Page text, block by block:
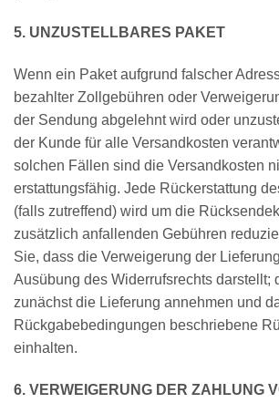
5. UNZUSTELLBARES PAKET
Wenn ein Paket aufgrund falscher
bezahlter Zollgebühren oder
der Sendung abgelehnt wird oder
der Kunde für alle Versandkosten
solchen Fällen sind die Versandkosten
erstattungsfähig. Jede Rückerstattung
(falls zutreffend) wird um die
zusätzlich anfallenden Gebühren
Sie, dass die Verweigerung der
Ausübung des Widerrufsrechts darstellt;
zunächst die Lieferung annehmen und
Rückgabebedingungen beschriebene
einhalten.
6. VERWEIGERUNG DER ZAHLUNG